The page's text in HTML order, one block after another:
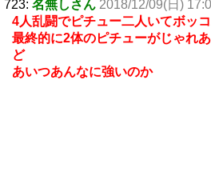
723: 名無しさん 2018/12/09(日)
4人乱闘でピチュー二人いてボッ
最終的に2体のピチューがじゃれ
ど
あいつあんなに強いのか